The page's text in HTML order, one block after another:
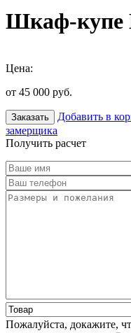
Шкаф-купе
Цена:
от 45 000 руб.
Заказать Добавить в
замерщика
Получить расчет
Пожалуйста, докажите,